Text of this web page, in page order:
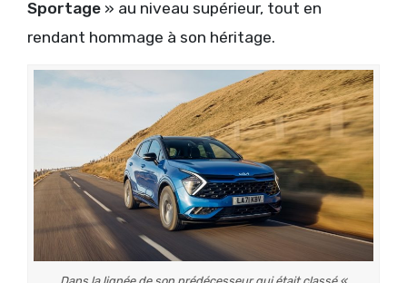
Sportage » au niveau supérieur, tout en
rendant hommage à son héritage.